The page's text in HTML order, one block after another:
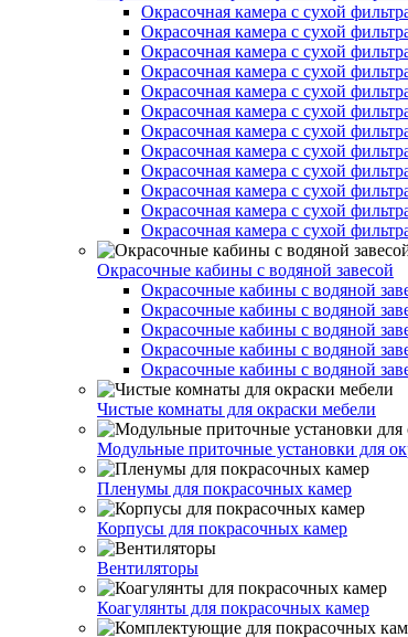
Окрасочная камера с сухой
Окрасочная камера с сухой
Окрасочная камера с сухой
Окрасочная камера с сухой
Окрасочная камера с сухой
Окрасочная камера с сухой
Окрасочная камера с сухой
Окрасочная камера с сухой
Окрасочная камера с сухой
Окрасочная камера с сухой
Окрасочная камера с сухой
Окрасочная камера с сухой
Окрасочные кабины с водяной завесой
Окрасочные кабины с водяной
Окрасочные кабины с водяной
Окрасочные кабины с водяной
Окрасочные кабины с водяной
Окрасочные кабины с водяной
Чистые комнаты для окраски мебели
Модульные приточные установки для
Пленумы для покрасочных камер
Корпусы для покрасочных камер
Вентиляторы
Коагулянты для покрасочных камер